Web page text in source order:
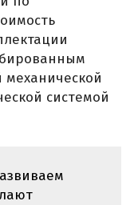
механической
системой